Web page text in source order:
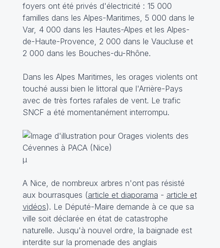
foyers ont été privés d'électricité : 15 000
familles dans les Alpes-Maritimes, 5 000 dans le
Var, 4 000 dans les Hautes-Alpes et les Alpes-
de-Haute-Provence, 2 000 dans le Vaucluse et
2 000 dans les Bouches-du-Rhône.
Dans les Alpes Maritimes, les orages violents ont
touché aussi bien le littoral que l'Arrière-Pays
avec de très fortes rafales de vent. Le trafic
SNCF a été momentanément interrompu.
µ
A Nice, de nombreux arbres n'ont pas résisté
aux bourrasques (article et diaporama - article et
vidéos). Le Député-Maire demande à ce que sa
ville soit déclarée en état de catastrophe
naturelle. Jusqu'à nouvel ordre, la baignade est
interdite sur la promenade des anglais